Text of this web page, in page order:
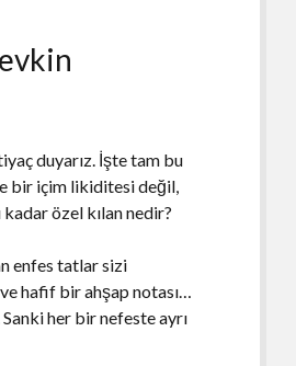
duyarız. İşte tam bu
bir içim likiditesi değil,
özel kılan nedir?
enfes tatlar sizi
hafif bir ahşap notası…
her bir nefeste ayrı